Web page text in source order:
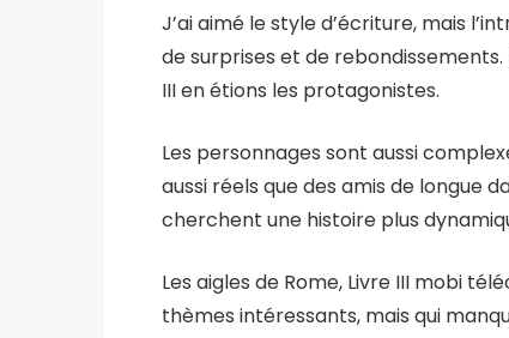
J’ai aimé le style d’écriture, mais
de surprises et de rebondissements.
III en étions les protagonistes.
Les personnages sont aussi
aussi réels que des amis de longue
cherchent une histoire plus
Les aigles de Rome, Livre III mobi
thèmes intéressants, mais qui